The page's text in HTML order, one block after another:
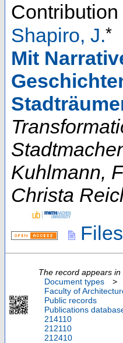
Shapiro, J.*
Mit
Kuhlmann,
Christa
Files
The record appears
Document types
>
Faculty of
Public records
Publications
214110
212110
212410